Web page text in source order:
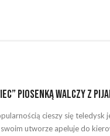
piosenką walczy z
cieszy się teledysk
utworze apeluje do